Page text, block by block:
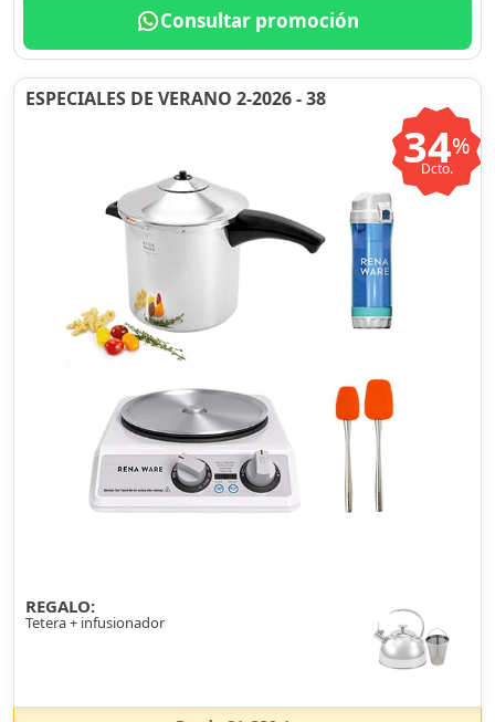
Consultar promoción
ESPECIALES DE VERANO 2-2026 - 38
34%
Dcto.
REGALO:
Tetera + infusionador